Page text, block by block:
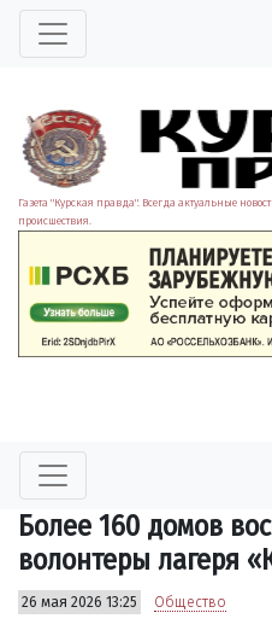
Газета "Курская правда". Всегда актуальные
происшествия.
Более 160 домов
волонтеры лагеря
26 мая 2026 13:25 Общество